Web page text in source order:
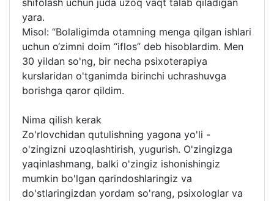
shifolash uchun juda uzoq vaqt talab qiladigan
yara.
Misol: “Bolaligimda otamning menga qilgan ishlari
uchun o‘zimni doim “iflos” deb hisoblardim. Men
30 yildan so'ng, bir necha psixoterapiya
kurslaridan o'tganimda birinchi uchrashuvga
borishga qaror qildim.
Nima qilish kerak
Zo'rlovchidan qutulishning yagona yo'li -
o'zingizni uzoqlashtirish, yugurish. O'zingizga
yaqinlashmang, balki o'zingiz ishonishingiz
mumkin bo'lgan qarindoshlaringiz va
do'stlaringizdan yordam so'rang, psixologlar va